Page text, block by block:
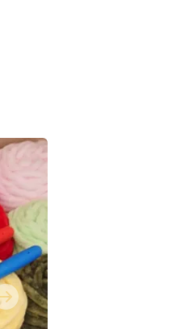
Next